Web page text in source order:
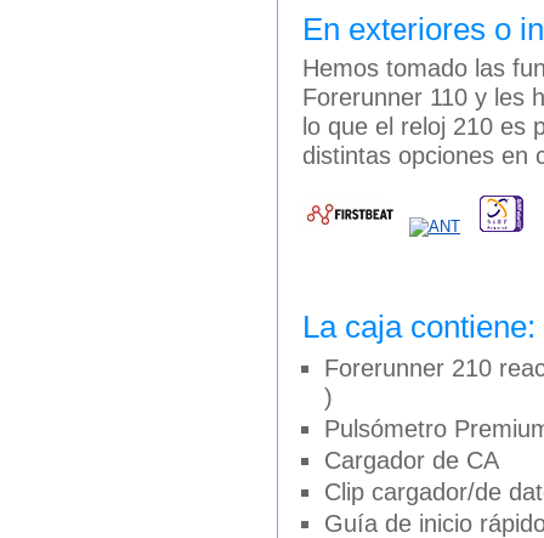
En exteriores o
Hemos tomado las
Forerunner 110 y les
lo que el reloj 210 es
distintas opciones en
La caja contiene:
Forerunner 210
)
Pulsómetro
Cargador de CA
Clip cargador/de
Guía de inicio